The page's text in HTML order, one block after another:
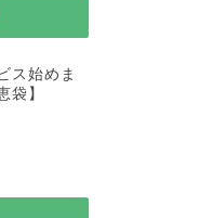
ス始めま
袋】